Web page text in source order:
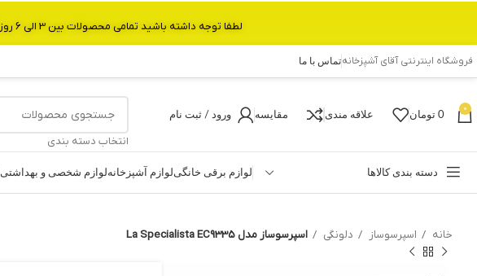
فروشگاه اینترنتی آقای آشپزخانهتماس با ما
0
0 تومان علاقه مندی مقایسه ورود / ثبت نام
انتخاب دسته بندی
دسته بندی کالاها لوازم برقی خانگیلوازم آشپزخانهلوازم شخصی و بهداشتی
خانه اسپرسوساز دلونگی اسپرسوساز مدل La Specialista EC9335
لطفا توجه داشته باشید تمامی محصولات بین 3 الی 6 روز کاری تحویل پست داده میشود.با تشکر از صبر و شکیبایی شما.شماره تماس:09907750029